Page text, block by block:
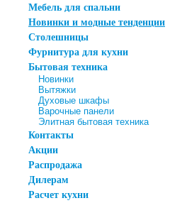
Мебель для спальни
Новинки и модные тенденции
Столешницы
Фурнитура для кухни
Бытовая техника
Новинки
Вытяжки
Духовые шкафы
Варочные панели
Элитная бытовая техника
Контакты
Акции
Распродажа
Дилерам
Расчет кухни